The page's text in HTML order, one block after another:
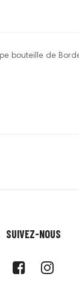
bouteille de
SUIVEZ-NOUS